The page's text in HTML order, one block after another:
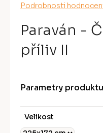
Průměrné
produktu
je
0,0
z
Podrobnosti
Paraván -
příliv II
Parametry produktu
Velikost